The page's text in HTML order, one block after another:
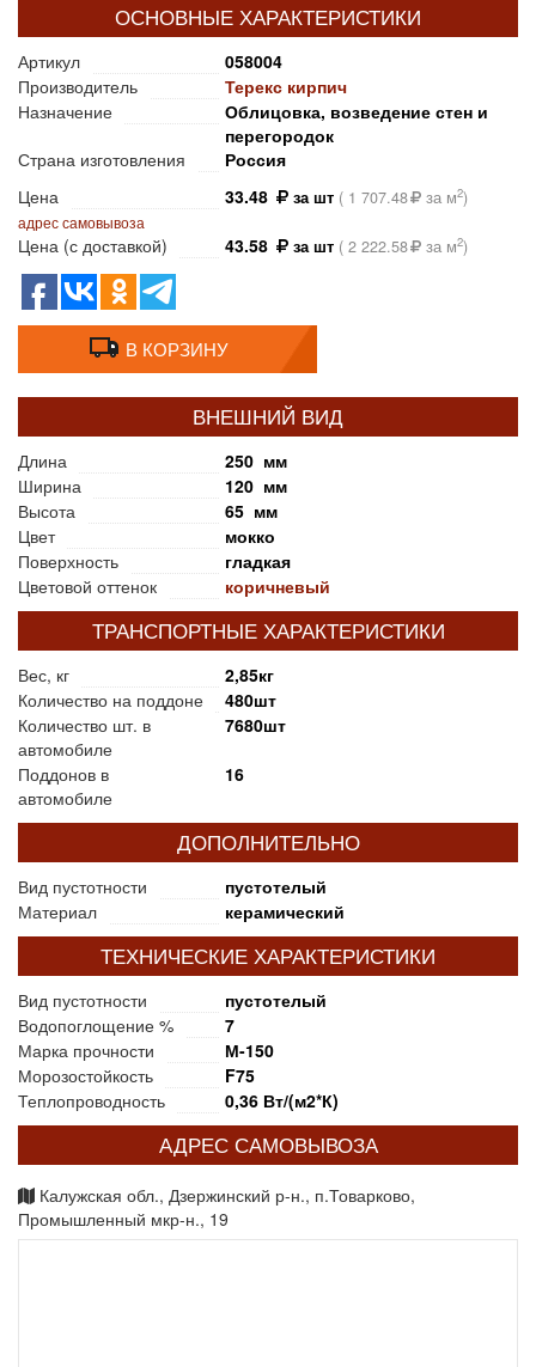
ОСНОВНЫЕ ХАРАКТЕРИСТИКИ
Артикул
058004
Производитель
Терекс кирпич
Назначение
Облицовка, возведение стен и
перегородок
Страна изготовления
Россия
Цена
33.48 за шт ( 1 707.48 за м2)
адрес самовывоза
Цена (с доставкой) 43.58 за шт ( 2 222.58 за м2)
В КОРЗИНУ
ВНЕШНИЙ ВИД
Длина
250 мм
Ширина
120 мм
Высота
65 мм
Цвет
мокко
Поверхность
гладкая
Цветовой оттенок
коричневый
ТРАНСПОРТНЫЕ ХАРАКТЕРИСТИКИ
Вес, кг
2,85кг
Количество на поддоне
480шт
Количество шт. в
автомобиле
7680шт
Поддонов в
автомобиле
16
ДОПОЛНИТЕЛЬНО
Вид пустотности
пустотелый
Материал
керамический
ТЕХНИЧЕСКИЕ ХАРАКТЕРИСТИКИ
Вид пустотности
пустотелый
Водопоглощение %
7
Марка прочности
М-150
Морозостойкость
F75
Теплопроводность
0,36 Вт/(м2*К)
АДРЕС САМОВЫВОЗА
Калужская обл., Дзержинский р-н., п.Товарково,
Промышленный мкр-н., 19